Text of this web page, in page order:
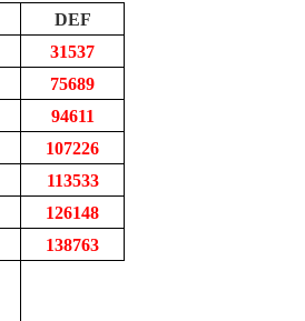
DEF
31537
75689
94611
107226
113533
126148
138763